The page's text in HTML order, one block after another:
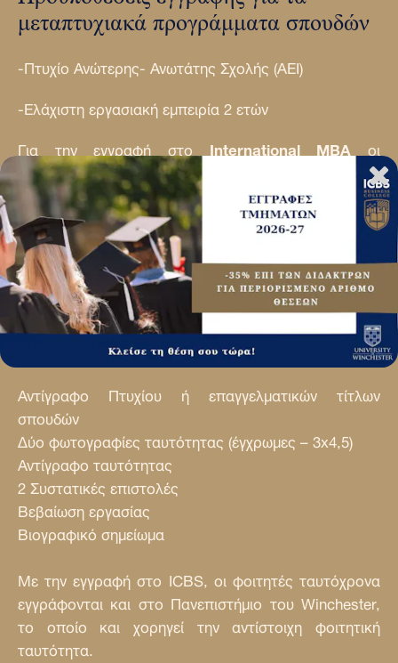
μεταπτυχιακά προγράμματα σπουδών
-Πτυχίο Ανώτερης- Ανωτάτης Σχολής (ΑΕΙ)
-Ελάχιστη εργασιακή εμπειρία 2 ετών
Για την εγγραφή στο International MBA οι
ενδιαφερόμενοι συμπληρώνουν αίτηση, που
αξιολογείται κατά περίπτωση. Καθώς ήδη εργάζεστε
σε επιχειρήσεις, υπηρεσίες και οργανισμούς,
αναμένεται να έχετε ένα ικανοποιητικό επίπεδο
γνώσης της Αγγλικής, το οποίο σας επιτρέπει την
κατανόηση κειμένων στην Αγγλική.
Δικαιολογητικά
Αντίγραφο Πτυχίου ή επαγγελματικών τίτλων
σπουδών
Δύο φωτογραφίες ταυτότητας (έγχρωμες – 3x4,5)
Αντίγραφο ταυτότητας
2 Συστατικές επιστολές
Βεβαίωση εργασίας
Βιογραφικό σημείωμα
Με την εγγραφή στο ICBS, οι φοιτητές ταυτόχρονα
εγγράφονται και στο Πανεπιστήμιο του Winchester,
το οποίο και χορηγεί την αντίστοιχη φοιτητική
ταυτότητα.